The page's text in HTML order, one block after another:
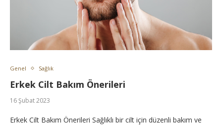
Genel Sağlık
Erkek Cilt Bakım Önerileri
16 Şubat 2023
Erkek Cilt Bakım Önerileri Sağlıklı bir cilt için düzenli bakım ve